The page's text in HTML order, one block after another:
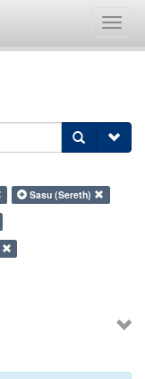
Sasu (Sereth)